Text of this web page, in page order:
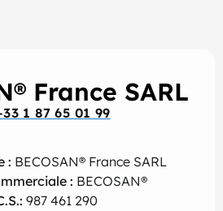
France SARL
1 87 65 01 99
: BECOSAN® France SARL
: BECOSAN®
987 461 290